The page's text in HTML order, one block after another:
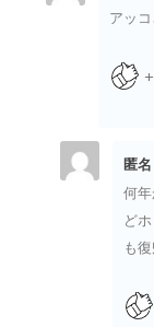
アッ
匿名
何
ど
も